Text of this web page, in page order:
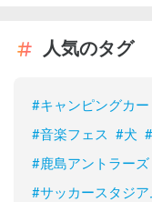
人気のタグ
#キャンピングカー
#音楽フェス #犬 #
#鹿島アントラーズ
#サッカースタジア